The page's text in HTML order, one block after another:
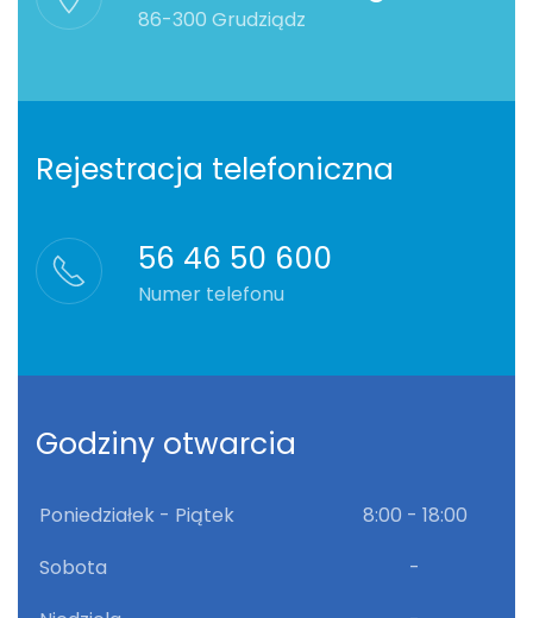
86-300 Grudziądz
Rejestracja telefoniczna
56 46 50 600
Numer telefonu
Godziny otwarcia
Poniedziałek - Piątek
8:00 - 18:00
Sobota
-